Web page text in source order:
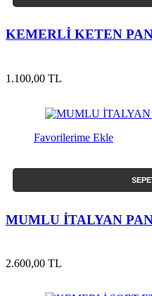
KEMERLİ KETEN
1.100,00 TL
Favorilerime Ekle
MUMLU İTALYAN
2.600,00 TL